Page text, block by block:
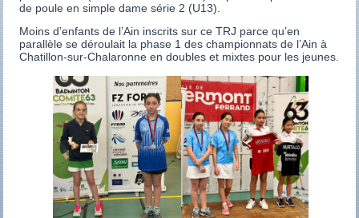
de poule en simple dame série 2 (U13).
Moins d’enfants de l’Ain inscrits sur ce TRJ parce qu’en
parallèle se déroulait la phase 1 des championnats de l’Ain à
Chatillon-sur-Chalaronne en doubles et mixtes pour les jeunes.